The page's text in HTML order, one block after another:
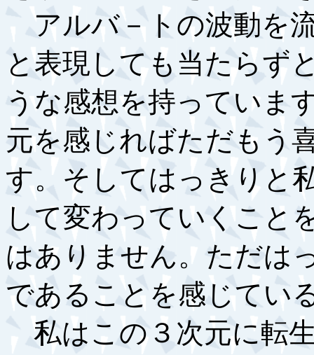
アルバ－トの波動を
と表現しても当たらず
うな感想を持っていま
元を感じればただもう
す。そしてはっきりと
して変わっていくこと
はありません。ただは
であることを感じてい
私はこの３次元に転